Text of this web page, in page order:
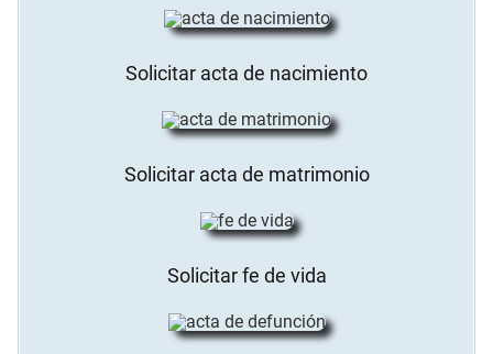
Solicitar acta de nacimiento
Solicitar acta de matrimonio
Solicitar fe de vida